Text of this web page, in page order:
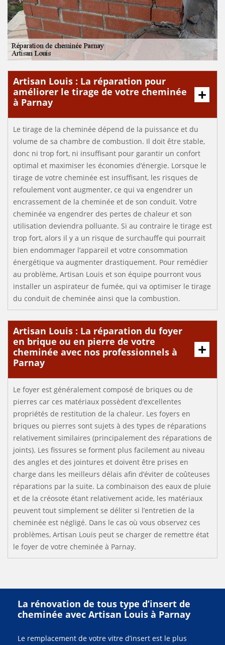
Artisan Louis : La réparation pour
améliorer le tirage de votre cheminée
à Parnay
Le tirage de la cheminée dépend de la puissance et du
volume de sa chambre de combustion. Il doit être stable,
donc ni trop fort, ni insuffisant pour garantir un confort
optimal et maximiser les économies d’énergie. Lorsque le
tirage de votre cheminée est insuffisant, les risques de
refoulement vont augmenter, ce qui va engendrer un
encrassement de la cheminée et de son conduit. Votre
cheminée va engendrer des pertes de chaleur et son
utilisation deviendra polluante. Si au contraire le tirage est
trop fort, alors il y a un risque de surchauffe qui pourrait
bien endommager l’appareil et votre consommation
énergétique va augmenter drastiquement. Pour remédier
au problème, Artisan Louis et son équipe pourront vous
installer un aspirateur de fumée, qui va optimiser le tirage
du conduit de cheminée ainsi que la combustion.
Artisan Louis : La réparation du foyer
en brique ou en pierre de votre
cheminée avec nos professionnels à
Parnay
Le foyer est généralement composé de briques ou de
pierres car ces matériaux possèdent d’excellentes
propriétés de restitution de la chaleur. Les foyers en
briques ou pierres sont sujets à des types de réparations
relativement similaires (principalement des réparations de
joints). Les fissures se forment plus facilement au niveau
des angles et des jointures et doivent être prises en
charge dans les meilleurs délais afin d’éviter de coûteuses
réparations par la suite. La combinaison des eaux de pluie
et de la créosote étant relativement acide, les matériaux
peuvent tout simplement se déliter si l’entretien de la
cheminée est négligé. Dans le cas où vous observez ces
problèmes, Artisan Louis peut se charger de remettre état
le foyer de votre cheminée à Parnay.
La rénovation de tous type d’insert de
cheminée avec Artisan Louis à Parnay
Le remplacement de votre vitre d’insert est le plus